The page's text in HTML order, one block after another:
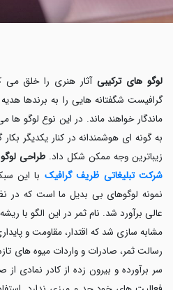
لوگو های ترکیبیآثار هنری را خلق می
گرافیست شگفتانه هایی را به برندها
ماندگار خواهند ماند. در این نوع لوگو ها
به گونه ای هوشمندانه در کنار یکدیگر
زیباترین وجه ممکن شکل داد.طراحی
شرکت تبلیغاتی ظریف گرافیک با این
نمونه لوگوهای بی بدیل ما است که در
عالی برآورد شد. نام ثمر در این الگو با
مشابه سازی شد که اقتدار، مقاومت و
رسالت ثمر، صادرات و واردات میوه های
سر برآورده و بیرون زده از کادر نمادی